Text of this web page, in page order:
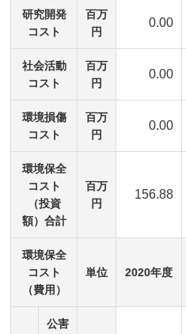
研究開発
コスト
百万
円
0.00
社会活動
コスト
百万
円
0.00
環境損傷
コスト
百万
円
0.00
環境保全
コスト
（投資
額）合計
百万
円
156.88
環境保全
コスト
（費用）
単位 2020年度
公害